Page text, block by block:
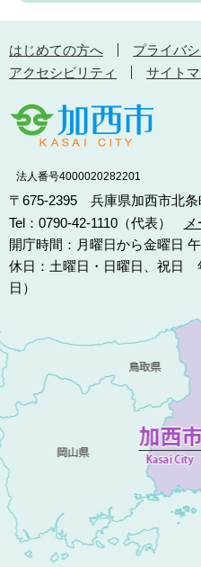
はじめての方へ
プライバ
アクセシビリティ
サイト
法人番号4000020282201
〒675-2395 兵庫県加西市北条
Tel：0790-42-1110（代表）
開庁時間：月曜日から金曜日
休日：土曜日・日曜日、祝日
日）